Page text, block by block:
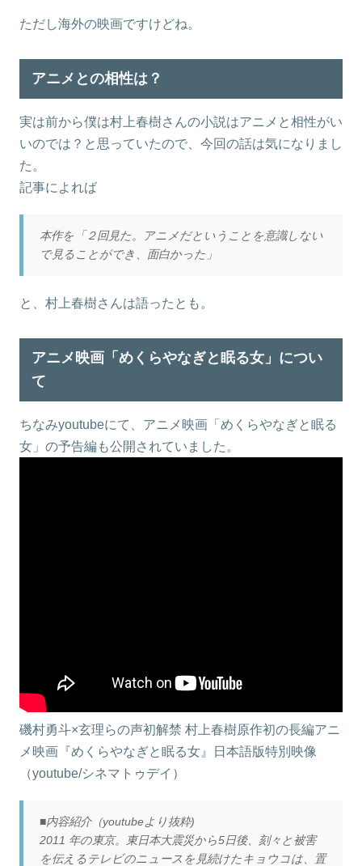
ただし海外の映画ですけどね。
アニメとの相性は？
実は前から僕は村上春樹さんの小説はアニメと相性がい
いのでは？と思っていたので、今回の話は気になりまし
た。
記事によれば
本作を「２回見た。アニメだということを意識しない
で見ることができ、面白かった」
と、村上春樹さんは語ったとも。
アニメ映画「めくらやなぎと眠る女」につい
て
ちなみyoutubeにて、アニメ映画「めくらやなぎと眠る
女」の予告編も公開されていました。
磯村勇斗×玄理らの声初解禁 村上春樹原作初の⻑編アニ
メ映画『めくらやなぎと眠る女』日本語版特別映像
（youtube/シネマトゥデイ）
■内容紹介（youtubeより抜粋)
2011 年の東京。東日本大震災から5日後、刻々と被害
を伝えるテレビのニュースを見続けたキョウコは、置